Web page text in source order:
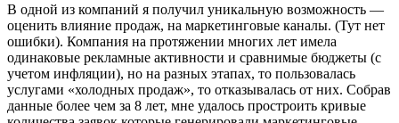
В одной из компаний я получил уникальную возможность —
оценить влияние продаж, на маркетинговые каналы. (Тут нет
ошибки). Компания на протяжении многих лет имела
одинаковые рекламные активности и сравнимые бюджеты (с
учетом инфляции), но на разных этапах, то пользовалась
услугами «холодных продаж», то отказывалась от них. Собрав
данные более чем за 8 лет, мне удалось простроить кривые